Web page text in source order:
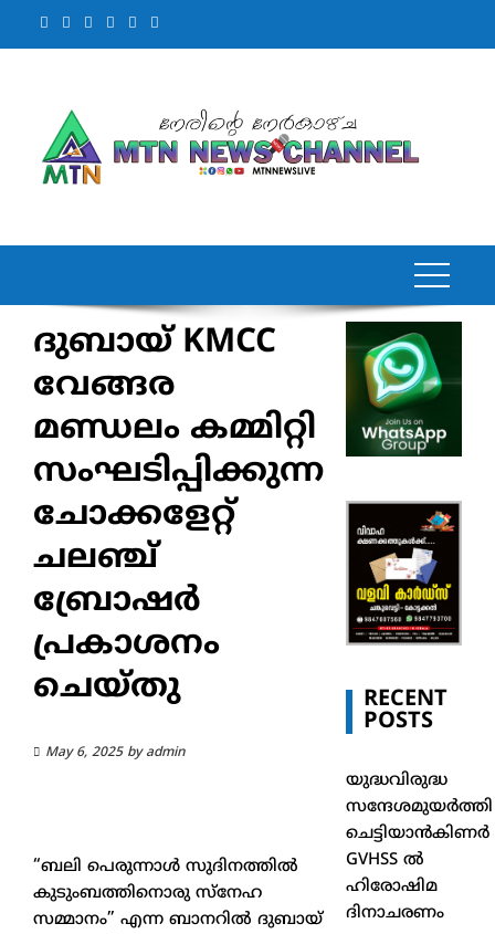
ദുബായ് KMCC
വേങ്ങര
മണ്ഡലം കമ്മിറ്റി
സംഘടിപ്പിക്കുന്ന
ചോക്കളേറ്റ്
ചലഞ്ച്
ബ്രോഷർ
പ്രകാശനം
ചെയ്തു
May 6, 2025by admin
“ബലി പെരുന്നാൾ സുദിനത്തിൽ
കുടുംബത്തിനൊരു സ്നേഹ
സമ്മാനം” എന്ന ബാനറിൽ ദുബായ്
RECENT
POSTS
യുദ്ധവിരുദ്ധ
സന്ദേശമുയർത്തി
ചെട്ടിയാൻകിണർ
GVHSS ൽ
ഹിരോഷിമ
ദിനാചരണം